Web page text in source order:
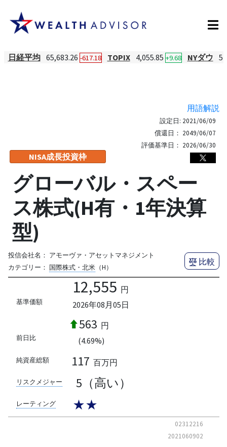
日経平均 65,683.26 -617.18 TOPIX 4,055.85 +9.68 NYダウ
用語解説
NISA成長投資枠
設定日: 2021/06/09
償還日： 2049/06/07
評価基準日： 2026/06/30
グローバル・スペー
ス株式(H有・1年決算
型)
投信会社名： アモーヴァ・アセットマネジメント
カテゴリー： 国際株式・北米（H）
比較
基準価額
12,555 円
2026年08月05日
前日比
563 円
(4.69%)
純資産総額 117 百万円
リスクメジャー 5（高い）
レーティング ★★
02312216
2021060902